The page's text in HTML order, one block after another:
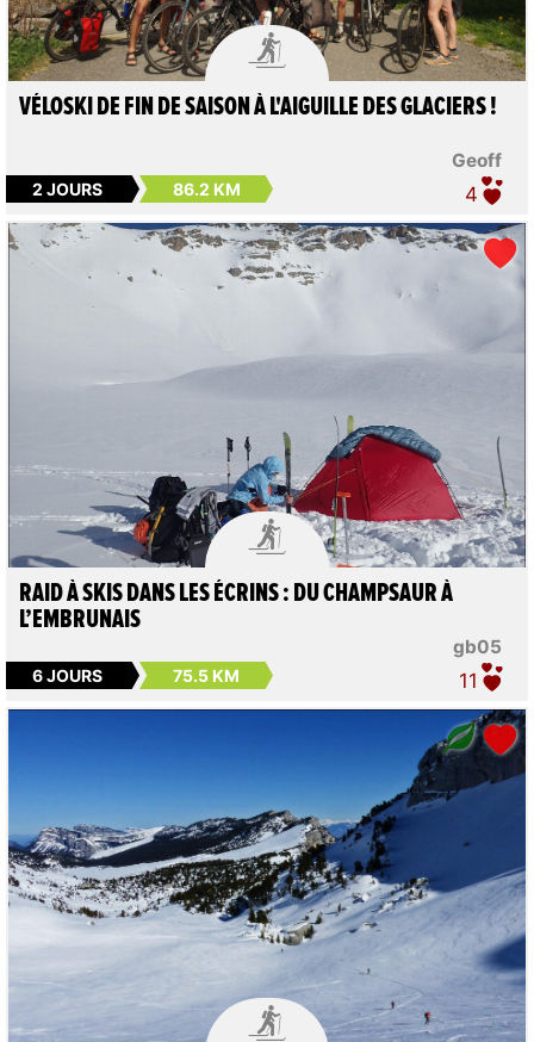

Geoff
VÉLOSKI DE FIN DE SAISON À L'AIGUILLE DES GLACIERS !
2 JOURS 86.2 KM 4

gb05
RAID À SKIS DANS LES ÉCRINS : DU CHAMPSAUR À
L’EMBRUNAIS
6 JOURS 75.5 KM 11
